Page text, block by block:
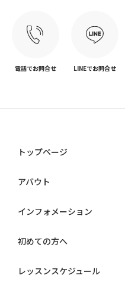
電話でお問合せ LINEでお問合せ
トップページ
アバウト
インフォメーション
初めての方へ
レッスンスケジュール